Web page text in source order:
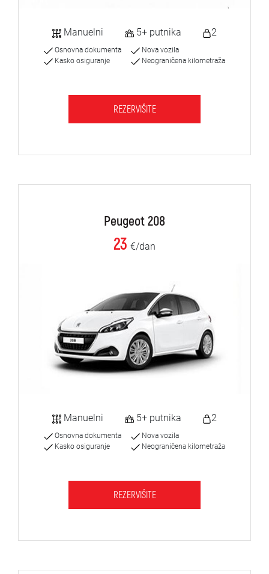
Manuelni 5+ putnika 2
Osnovna dokumenta
Kasko osiguranje
Nova vozila
Neograničena kilometraža
REZERVIŠITE
Peugeot 208
23 €/dan
Manuelni 5+ putnika 2
Osnovna dokumenta
Kasko osiguranje
Nova vozila
Neograničena kilometraža
REZERVIŠITE